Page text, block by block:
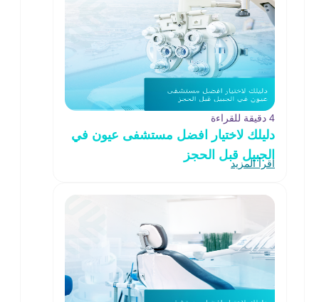
4 دقيقة للقراءة
دليلك لاختيار افضل مستشفى عيون في
الجبيل قبل الحجز
اقرأ المزيد